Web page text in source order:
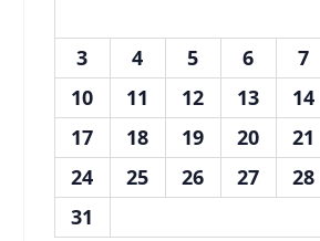
3
4 5 6 7
10
11 12 13 14
17
18 19 20 21
24
25 26 27 28
31